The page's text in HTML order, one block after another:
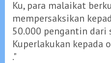
Ku, para malaikat
mempersaksikan
50.000 pengantin dari
Kuperlakukan kepada
."